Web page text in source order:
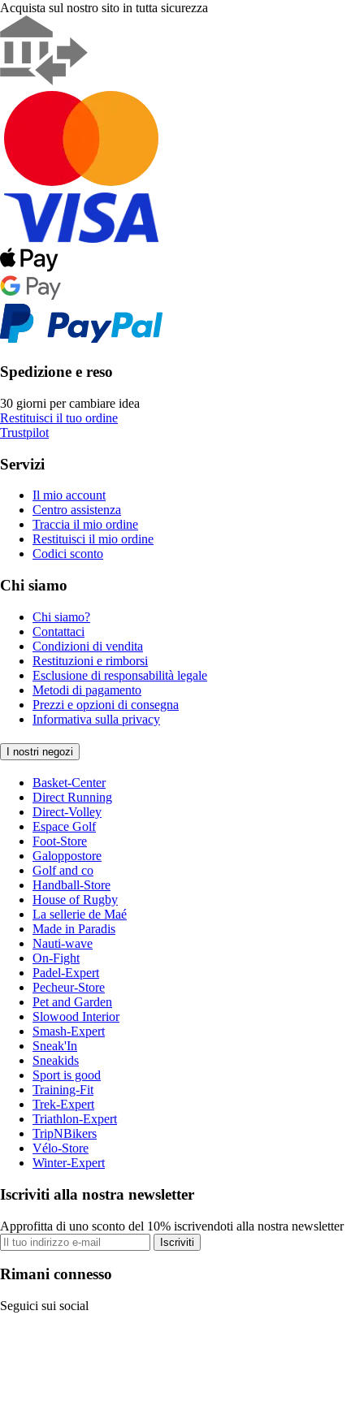
Acquista sul nostro sito in tutta sicurezza
Spedizione e reso
30 giorni per cambiare idea
Restituisci il tuo ordine
Trustpilot
Servizi
Il mio account
Centro assistenza
Traccia il mio ordine
Restituisci il mio ordine
Codici sconto
Chi siamo
Chi siamo?
Contattaci
Condizioni di vendita
Restituzioni e rimborsi
Esclusione di responsabilità legale
Metodi di pagamento
Prezzi e opzioni di consegna
Informativa sulla privacy
I nostri negozi
Basket-Center
Direct Running
Direct-Volley
Espace Golf
Foot-Store
Galoppostore
Golf and co
Handball-Store
House of Rugby
La sellerie de Maé
Made in Paradis
Nauti-wave
On-Fight
Padel-Expert
Pecheur-Store
Pet and Garden
Slowood Interior
Smash-Expert
Sneak'In
Sneakids
Sport is good
Training-Fit
Trek-Expert
Triathlon-Expert
TripNBikers
Vélo-Store
Winter-Expert
Iscriviti alla nostra newsletter
Approfitta di uno sconto del 10% iscrivendoti alla nostra newsletter
Iscriviti
Rimani connesso
Seguici sui social